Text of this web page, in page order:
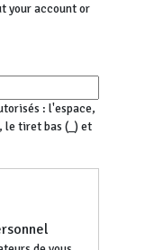
your account or
: l'espace,
le tiret bas (_) et